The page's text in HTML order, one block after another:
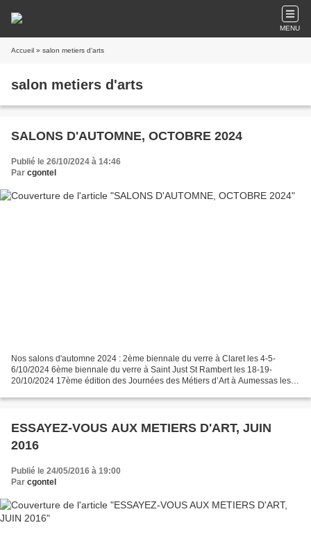
MENU
Accueil » salon metiers d'arts
salon metiers d'arts
SALONS D'AUTOMNE, OCTOBRE 2024
Publié le 26/10/2024 à 14:46
Par cgontel
Nos salons d'automne 2024 : 2ème biennale du verre à Claret les 4-5-
6/10/2024 6ème biennale du verre à Saint Just St Rambert les 18-19-
20/10/2024 17ème édition des Journées des Métiers d’Art à Aumessas les
ESSAYEZ-VOUS AUX METIERS D'ART, JUIN
2016
Publié le 24/05/2016 à 19:00
Par cgontel